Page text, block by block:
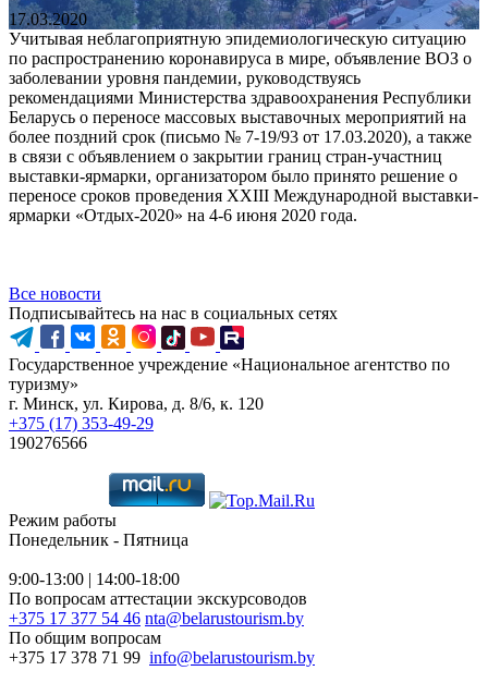
17.03.2020
Учитывая неблагоприятную эпидемиологическую ситуацию
по распространению коронавируса в мире, объявление ВОЗ о
заболевании уровня пандемии, руководствуясь
рекомендациями Министерства здравоохранения Республики
Беларусь о переносе массовых выставочных мероприятий на
более поздний срок (письмо № 7-19/93 от 17.03.2020), а также
в связи с объявлением о закрытии границ стран-участниц
выставки-ярмарки, организатором было принято решение о
переносе сроков проведения XXIII Международной выставки-
ярмарки «Отдых-2020» на 4-6 июня 2020 года.
Все новости
Подписывайтесь на нас в социальных сетях
Государственное учреждение «Национальное агентство по
туризму»
г. Минск, ул. Кирова, д. 8/6, к. 120
+375 (17) 353-49-29
190276566
Режим работы
Понедельник - Пятница
9:00-13:00 | 14:00-18:00
По вопросам аттестации экскурсоводов
+375 17 377 54 46 nta@belarustourism.by
По общим вопросам
+375 17 378 71 99 info@belarustourism.by